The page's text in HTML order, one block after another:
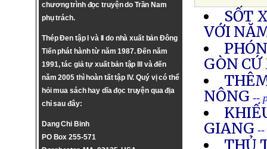
chương trình đọc truyện do Trần Nam
phụ trách.
Thép Đen tập I và II do nhà xuất bản Đông
Tiến phát hành từ năm 1987. Đến năm
1991, tác giả tự xuất bản tập III và đến
năm 2005 thì hoàn tất tập IV. Quý vị có thể
hỏi mua sách hay dĩa đọc truyện qua địa
chỉ sau đây:
Dang Chi Binh
PO Box 255-571
SỐT
VỚI
GÒN
NÔNG --
GIANG --
THỦ